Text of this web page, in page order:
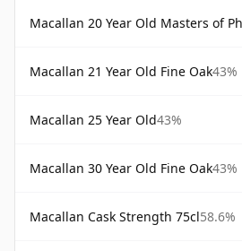
Macallan 20 Year Old Masters of
Macallan 21 Year Old Fine Oak43%
Macallan 25 Year Old43%
Macallan 30 Year Old Fine Oak43%
Macallan Cask Strength 75cl58.6%